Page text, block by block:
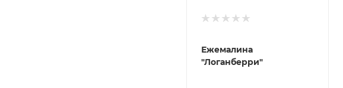
Ежемалина
"Логанберри"